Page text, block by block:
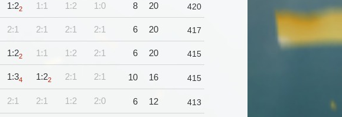
1:22 1:1 1:2 1:0 8 20 420
2:1 2:1 2:1 2:1 6 20 417
1:22 1:1 1:2 2:1 6 20 415
1:34 1:22 2:1 2:1 10 16 415
2:1 2:1 1:2 2:0 6 12 413